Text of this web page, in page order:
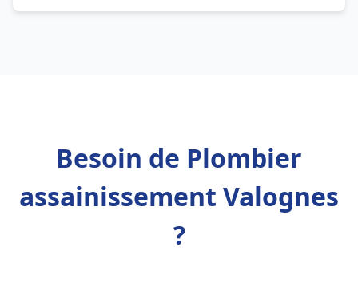
Besoin de Plombier
assainissement Valognes
?